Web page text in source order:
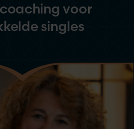
voor
singles